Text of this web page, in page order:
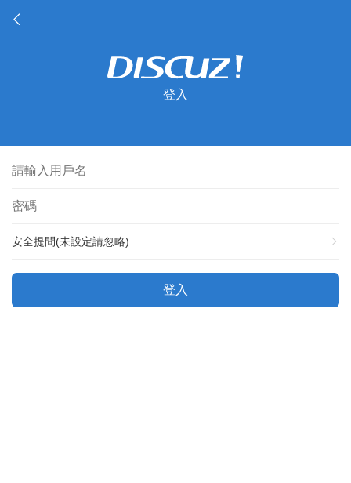
登入
安全提問(未設定請忽略)
登入